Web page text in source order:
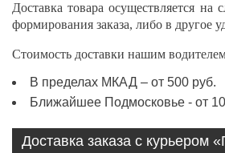
Доставка товара осуществляется на
формирования заказа, либо в другое
Стоимость доставки нашим
В пределах МКАД – от 500 руб.
Ближайшее Подмосковье - от
Доставка заказа с курьером